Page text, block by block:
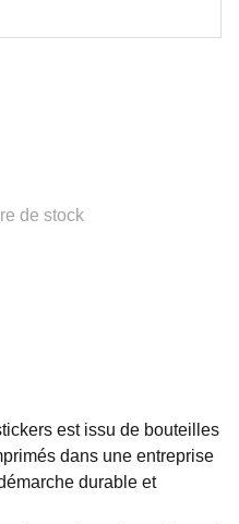
de stock
est issu de bouteilles
dans une entreprise
durable et